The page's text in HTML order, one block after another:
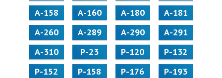
А-158
А-160 А-180
А-181
А-260
А-289 А-290
А-291
А-310
Р-23 Р-120
Р-132
Р-152
Р-158 Р-176
Р-193